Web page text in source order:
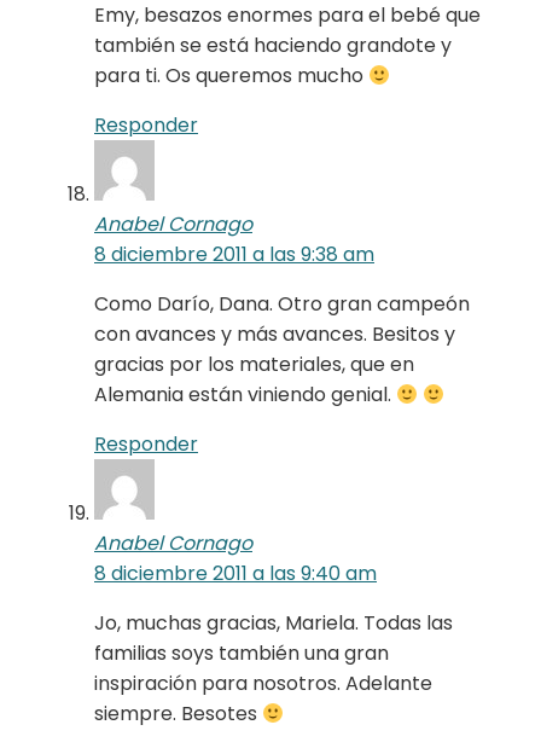
Emy, besazos enormes para el bebé que
también se está haciendo grandote y
para ti. Os queremos mucho
Responder
Anabel Cornago
8 diciembre 2011 a las 9:38 am
Como Darío, Dana. Otro gran campeón
con avances y más avances. Besitos y
gracias por los materiales, que en
Alemania están viniendo genial.
Responder
Anabel Cornago
8 diciembre 2011 a las 9:40 am
Jo, muchas gracias, Mariela. Todas las
familias soys también una gran
inspiración para nosotros. Adelante
siempre. Besotes